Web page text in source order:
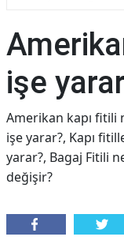
işe
Amerikan kapı fitili
işe yarar?, Kapı
yarar?, Bagaj Fitili
değişir?